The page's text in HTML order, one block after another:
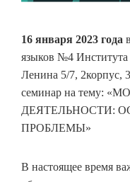
16 января 2023 года
языков №4 Института
Ленина 5/7, 2корпус,
семинар на тему:
ДЕЯТЕЛЬНОСТИ:
ПРОБЛЕМЫ»
В настоящее время